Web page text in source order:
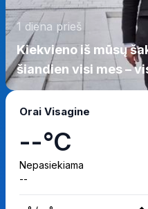
1 diena prieš
Kiekvieno iš mūsų
šiandien visi mes –
Orai Visagine
--°C
Nepasiekiama
--